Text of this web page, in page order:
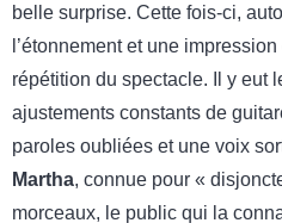
belle surprise. Cette fois-ci,
l’étonnement et une
répétition du spectacle. Il y eut
ajustements constants de
paroles oubliées et une voix
Martha, connue pour «
morceaux, le public qui la